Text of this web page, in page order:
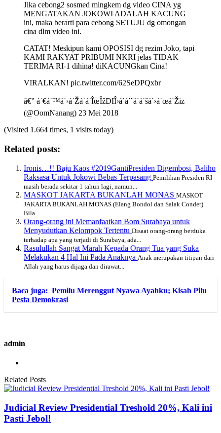
Jika cebong2 sosmed mingkem dg video CINA yg
MENGATAKAN JOKOWI ADALAH KACUNG
ini, maka berarti para cebong SETUJU dg omongan
cina dlm video ini.
CATAT! Meskipun kami OPOSISI dg rezim Joko, tapi
KAMI RAKYAT PRIBUMI NKRI jelas TIDAK
TERIMA RI-1 dihina! diKACUNGkan Cina!
VIRALKAN! pic.twitter.com/62SeDPQxbr
â€” á´€á´™á´›á´Žá´á´ÎœÎžDIÎ›á´á´˜á´á´šá´›á´œá´Žiz
(@OomNanang) 23 Mei 2018
(Visited 1.664 times, 1 visits today)
Related posts:
Ironis…!! Baju Kaos #2019GantiPresiden Digembosi, Baliho
Raksasa Untuk Jokowi Bebas Terpasang Pemilihan Presiden RI
masih berada sekitar 1 tahun lagi, namun...
MASKOT JAKARTA BUKANLAH MONAS MASKOT
JAKARTA BUKANLAH MONAS (Elang Bondol dan Salak Condet)
Bila...
Orang-orang ini Memanfaatkan Bom Surabaya untuk
Menyudutkan Kelompok Tertentu Disaat orang-orang berduka
terhadap apa yang terjadi di Surabaya, ada...
Rasulullah Sangat Marah Kepada Orang Tua yang Suka
Melakukan 4 Hal Ini Pada Anaknya Anak merupakan titipan dari
Allah yang harus dijaga dan dirawat...
Baca juga: Pemilu Merenggut Nyawa Ayahku; Kisah Pilu
Pesta Demokrasi
admin
Related Posts
Judicial Review Presidential Treshold 20%, Kali ini
Pasti Jebol!